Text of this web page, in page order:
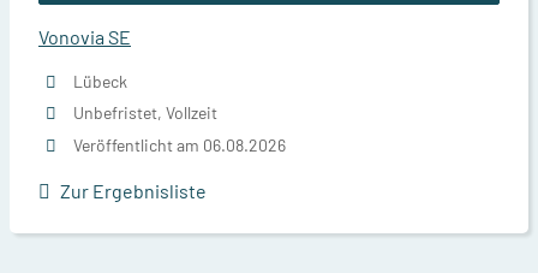
Vonovia SE
Lübeck
Unbefristet, Vollzeit
Veröffentlicht am 06.08.2026
Zur Ergebnisliste